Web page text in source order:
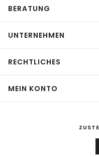
BERATUNG
UNTERNEHMEN
RECHTLICHES
MEIN KONTO